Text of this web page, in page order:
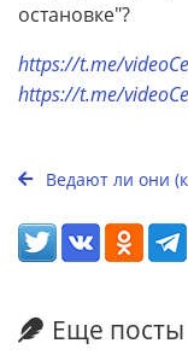
остановке"?
https://t.me/
https://t.me/
Ведают ли они
Еще